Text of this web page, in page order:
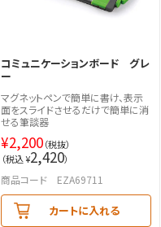
コミュニケーションボード グレ
ー
マグネットペンで簡単に書け、表示
面をスライドさせるだけで簡単に消
せる筆談器
¥2,200（税抜）
（税込 ¥2,420）
商品コード EZA69711
カートに入れる